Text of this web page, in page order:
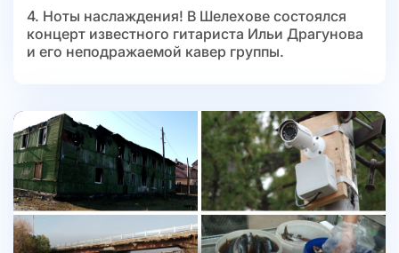
4. Ноты наслаждения! В Шелехове состоялся
концерт известного гитариста Ильи Драгунова
и его неподражаемой кавер группы.